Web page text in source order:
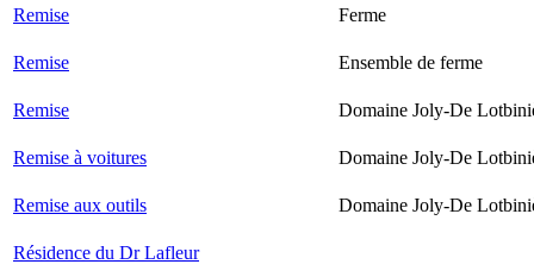
Remise Ferme
Remise Ensemble de ferme
Remise Domaine Joly-De
Remise à voitures Domaine Joly-De
Remise aux outils Domaine Joly-De
Résidence du Dr Lafleur